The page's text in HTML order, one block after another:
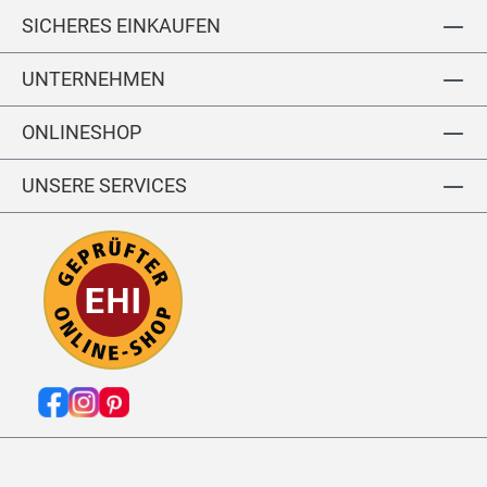
SICHERES EINKAUFEN
UNTERNEHMEN
ONLINESHOP
UNSERE SERVICES